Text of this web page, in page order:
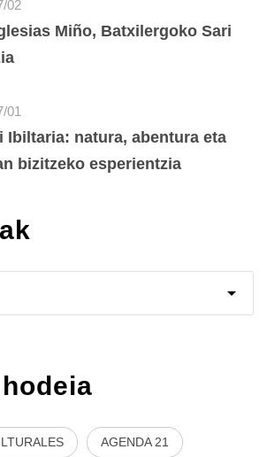
02
Miño, Batxilergoko Sari
01
Ibiltaria: natura, abentura eta
bizitzeko esperientzia
AGENDA 21